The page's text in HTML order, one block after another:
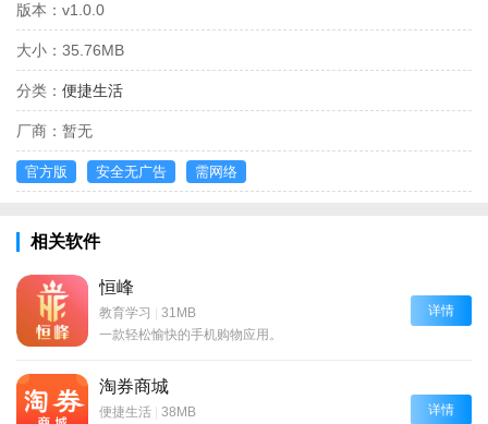
版本： v1.0.0
大小： 35.76MB
分类： 便捷生活
厂商： 暂无
官方版 安全无广告 需网络
相关软件
恒峰
教育学习 | 31MB
一款轻松愉快的手机购物应用。
详情
淘券商城
便捷生活 | 38MB
详情